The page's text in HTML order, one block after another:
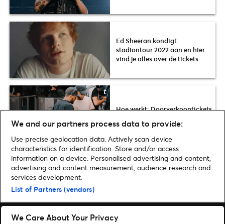
Ed Sheeran kondigt
stadiontour 2022 aan en hier
vind je alles over de tickets
Hoe werkt: Doorverkooptickets
Home»Ticketmaster »Hoe je jouw account en tickets veilig houdt
We and our partners process data to provide:
Use precise geolocation data. Actively scan device
characteristics for identification. Store and/or access
information on a device. Personalised advertising and content,
advertising and content measurement, audience research and
services development.
List of Partners (vendors)
We Care About Your Privacy